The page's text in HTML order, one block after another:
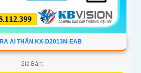
AI THÂN KX-D2013N-EAB
Giá Bán: